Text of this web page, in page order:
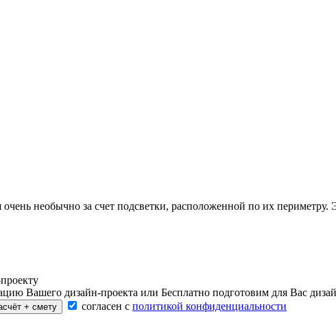
необычно за счет подсветки, расположенной по их
Вашего дизайн-проекта или Бесплатно подготовим для Вас
+ смету согласен с политикой конфиденциальности